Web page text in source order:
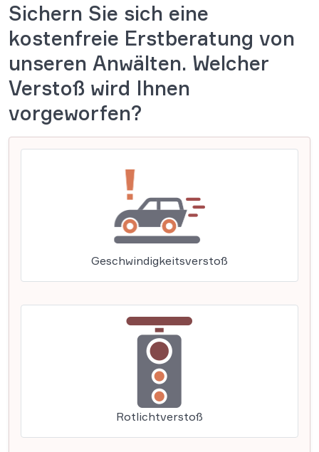
Sichern Sie sich eine
kostenfreie Erstberatung von
unseren Anwälten. Welcher
Verstoß wird Ihnen
vorgeworfen?
Geschwindigkeitsverstoß
Rotlichtverstoß